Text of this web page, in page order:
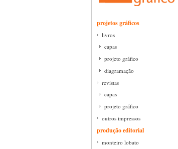
projetos gráficos
livros
capas
projeto gráfico
diagramação
revistas
capas
projeto gráfico
outros impressos
produção editorial
monteiro lobato